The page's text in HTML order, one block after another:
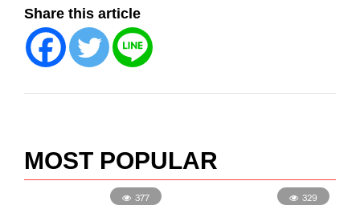
Share this article
MOST POPULAR
377 329